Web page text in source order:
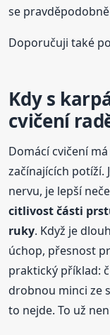
se
Doporučuji také
Kdy s
cvičení
Domácí cvičení
začínajících potíží.
nervu, je lepší
citlivost části
ruky. Když je
úchop, přesnost
praktický příklad:
drobnou minci ze
to nejde. To už